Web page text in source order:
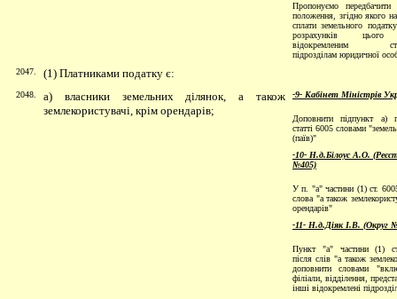
Пропонуємо
положення, згідно якого
сплати земельного
розрахунків цього
відокремленим
підрозділам юридичної
2047.
(1) Платниками податку є:
2048.
а) власники земельних ділянок, а також
землекористувачі, крім орендарів;
-9- Кабінет Міністрів
Доповнити підпункт а)
статті 6005 словами
(паїв)"
-10- Н.д.Білоус А.О.
№405)
У п. "а" частини (1) ст.
слова "а також
орендарів"
-11- Н.д.Діяк І.В. (Округ
Пункт "а" частини (1)
після слів "а також
доповнити словами
філіали, відділення,
інші відокремлені